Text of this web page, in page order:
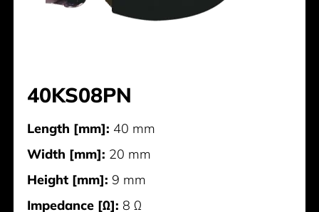
40KS08PN
Length [mm]: 40 mm
Width [mm]: 20 mm
Height [mm]: 9 mm
Impedance [Ω]: 8 Ω